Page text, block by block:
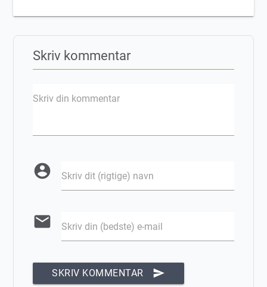
Skriv kommentar
Skriv din kommentar
account_circle Skriv dit (rigtige) navn
email Skriv din (bedste) e-mail
SKRIV KOMMENTAR send